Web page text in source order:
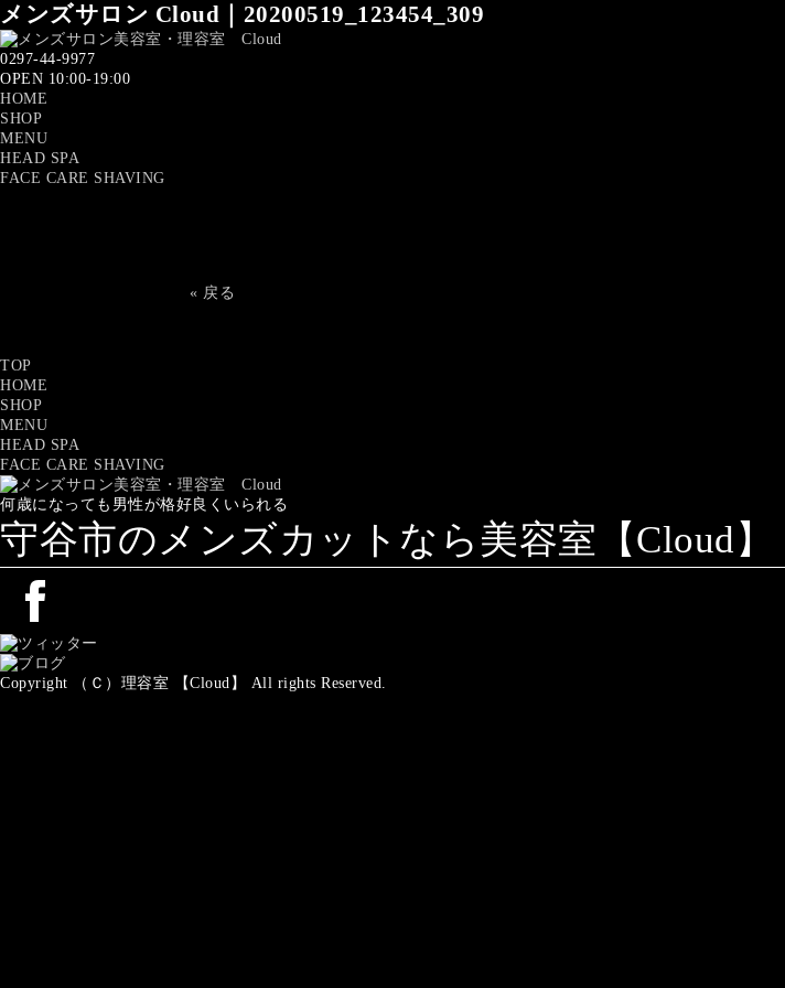
メンズサロン Cloud｜20200519_123454_309
0297-44-9977
OPEN 10:00-19:00
HOME
SHOP
MENU
HEAD SPA
FACE CARE SHAVING
« 戻る
TOP
HOME
SHOP
MENU
HEAD SPA
FACE CARE SHAVING
何歳になっても男性が格好良くいられる
守谷市のメンズカットなら美容室【Cloud】
Copyright （Ｃ）理容室 【Cloud】 All rights Reserved.